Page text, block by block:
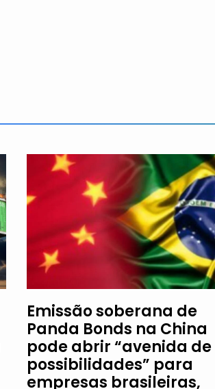
Emissão soberana de
Panda Bonds na China
pode abrir “avenida de
possibilidades” para
empresas brasileiras,